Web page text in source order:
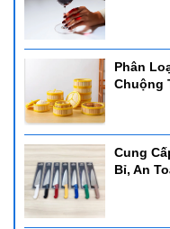
Phân
Chuộng
Cung
Bỉ, An